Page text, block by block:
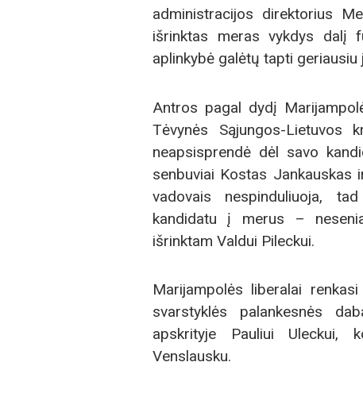
administracijos direktorius
išrinktas meras vykdys
aplinkybė galėtų tapti
Antros pagal dydį
Tėvynės Sąjungos-Lietuvos
neapsisprendė dėl savo
senbuviai Kostas Jankauskas
vadovais nespinduliuoja,
kandidatu į merus –
išrinktam Valdui Pileckui.
Marijampolės liberalai
svarstyklės palankesnės
apskrityje Pauliui Uleckui,
Venslausku.